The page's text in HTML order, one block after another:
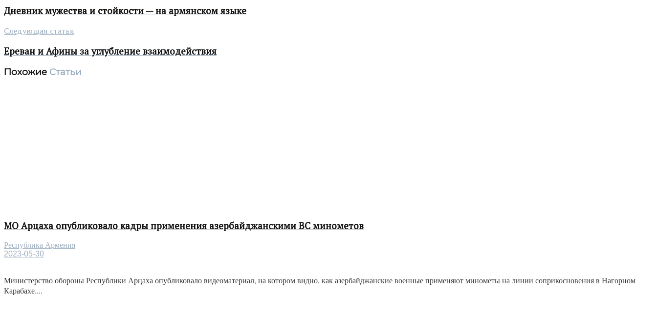
Дневник мужества и стойкости — на армянском языке
Следующая статья
Ереван и Афины за углубление взаимодействия
Похожие Статьи
МО Арцаха опубликовало кадры применения азербайджанскими ВС минометов
Республика Армения
2023-05-30
Министерство обороны Республики Арцаха опубликовало видеоматериал, на котором видно, как азербайджанские военные применяют минометы на линии соприкосновения в Нагорном
Карабахе....